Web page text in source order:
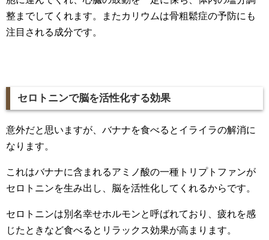
整までしてくれます。またカリウムは骨粗鬆症の予防にも
注目される成分です。
セロトニンで脳を活性化する効果
意外だと思いますが、バナナを食べるとイライラの解消に
なります。
これはバナナに含まれるアミノ酸の一種トリプトファンが
セロトニンを生み出し、脳を活性化してくれるからです。
セロトニンは別名幸せホルモンと呼ばれており、疲れを感
じたときなど食べるとリラックス効果が高まります。